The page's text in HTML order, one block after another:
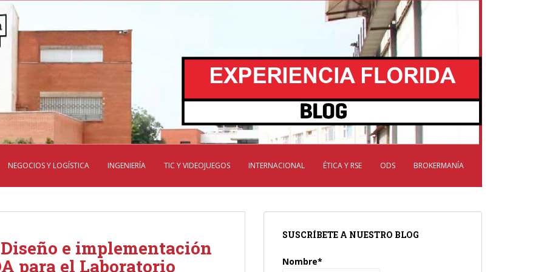
NEGOCIOS Y LOGÍSTICA INGENIERÍA TIC Y VIDEOJUEGOS INTERNACIONAL ÉTICA Y RSE ODS BROKERMANÍA
e implementación
para el Laboratorio
SUSCRÍBETE A NUESTRO BLOG
Nombre*